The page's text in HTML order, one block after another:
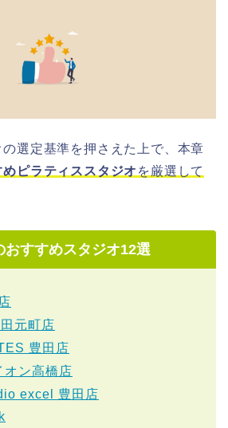
選定基準を押さえた上で、本章
ピラティススタジオ を厳選して
おすすめスタジオ12選
元町店
豊田店
ン高橋店
excel 豊田店